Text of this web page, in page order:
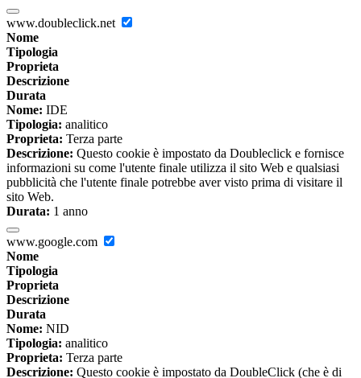
www.doubleclick.net
Nome
Tipologia
Proprieta
Descrizione
Durata
Nome: IDE
Tipologia: analitico
Proprieta: Terza parte
Descrizione: Questo cookie è impostato da Doubleclick e fornisce
informazioni su come l'utente finale utilizza il sito Web e qualsiasi
pubblicità che l'utente finale potrebbe aver visto prima di visitare il
sito Web.
Durata: 1 anno
www.google.com
Nome
Tipologia
Proprieta
Descrizione
Durata
Nome: NID
Tipologia: analitico
Proprieta: Terza parte
Descrizione: Questo cookie è impostato da DoubleClick (che è di